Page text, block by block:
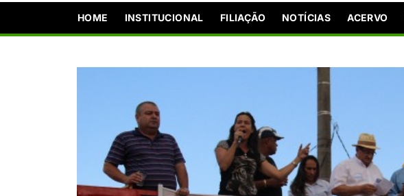
HOME INSTITUCIONAL FILIAÇÃO NOTÍCIAS ACERVO